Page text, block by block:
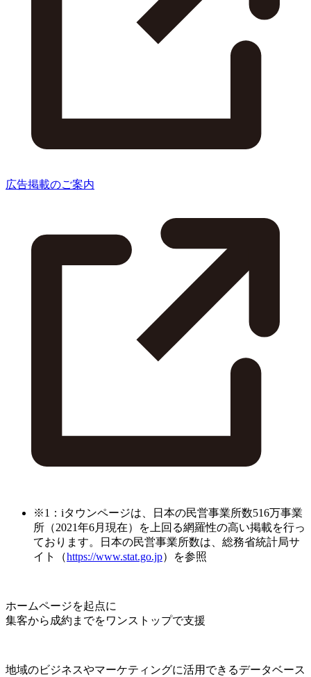
広告掲載のご案内
※1：iタウンページは、日本の民営事業所数516万事業
所（2021年6月現在）を上回る網羅性の高い掲載を行っ
ております。日本の民営事業所数は、総務省統計局サ
イト（https://www.stat.go.jp）を参照
ホームページを起点に
集客から成約までをワンストップで支援
地域のビジネスやマーケティングに活用できるデータベース